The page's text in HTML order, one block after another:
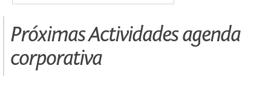
Próximas Actividades agenda
corporativa